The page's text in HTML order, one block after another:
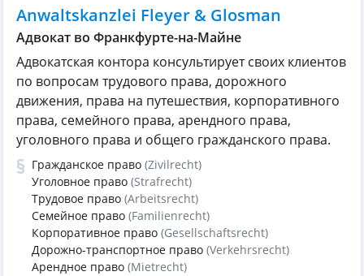
Anwaltskanzlei Fleyer & Glosman
Адвокат во Франкфурте-на-Майне
Адвокатская контора консультирует своих клиентов
по вопросам трудового права, дорожного
движения, права на путешествия, корпоративного
права, семейного права, арендного права,
уголовного права и общего гражданского права.
Гражданское право (Zivilrecht)
Уголовное право (Strafrecht)
Трудовое право (Arbeitsrecht)
Семейное право (Familienrecht)
Корпоративное право (Gesellschaftsrecht)
Дорожно-транспортное право (Verkehrsrecht)
Арендное право (Mietrecht)